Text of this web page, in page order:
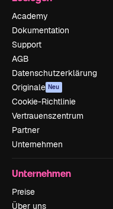
Academy
Dokumentation
Support
AGB
Datenschutzerklärung
Originale Neu
Cookie-Richtlinie
Vertrauenszentrum
Partner
Unternehmen
Unternehmen
Preise
Über uns